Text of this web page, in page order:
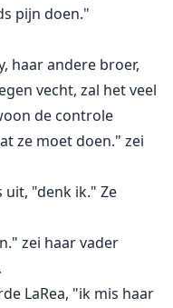
pijn doen."
haar andere broer,
vecht, zal het veel
de controle
ze moet doen." zei
uit, "denk ik." Ze
zei haar vader
LaRea, "ik mis haar